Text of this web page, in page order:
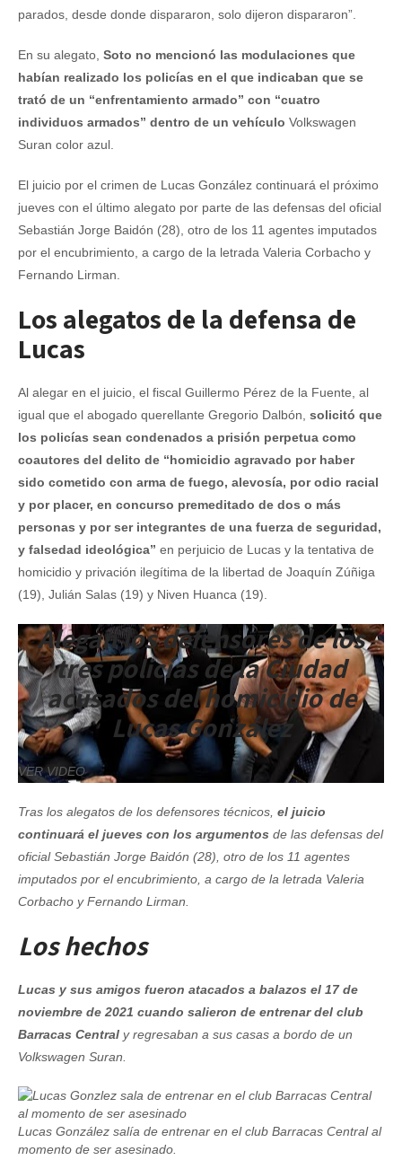
parados, desde donde dispararon, solo dijeron dispararon”.
En su alegato, Soto no mencionó las modulaciones que
habían realizado los policías en el que indicaban que se
trató de un “enfrentamiento armado” con “cuatro
individuos armados” dentro de un vehículo Volkswagen
Suran color azul.
El juicio por el crimen de Lucas González continuará el próximo
jueves con el último alegato por parte de las defensas del oficial
Sebastián Jorge Baidón (28), otro de los 11 agentes imputados
por el encubrimiento, a cargo de la letrada Valeria Corbacho y
Fernando Lirman.
Los alegatos de la defensa de
Lucas
Al alegar en el juicio, el fiscal Guillermo Pérez de la Fuente, al
igual que el abogado querellante Gregorio Dalbón, solicitó que
los policías sean condenados a prisión perpetua como
coautores del delito de “homicidio agravado por haber
sido cometido con arma de fuego, alevosía, por odio racial
y por placer, en concurso premeditado de dos o más
personas y por ser integrantes de una fuerza de seguridad,
y falsedad ideológica” en perjuicio de Lucas y la tentativa de
homicidio y privación ilegítima de la libertad de Joaquín Zúñiga
(19), Julián Salas (19) y Niven Huanca (19).
Alegan los defensores de los
tres policías de la Ciudad
acusados del homicidio de
Lucas González
VER VIDEO
Tras los alegatos de los defensores técnicos, el juicio
continuará el jueves con los argumentos de las defensas del
oficial Sebastián Jorge Baidón (28), otro de los 11 agentes
imputados por el encubrimiento, a cargo de la letrada Valeria
Corbacho y Fernando Lirman.
Los hechos
Lucas y sus amigos fueron atacados a balazos el 17 de
noviembre de 2021 cuando salieron de entrenar del club
Barracas Central y regresaban a sus casas a bordo de un
Volkswagen Suran.
Lucas González salía de entrenar en el club Barracas Central al
momento de ser asesinado.